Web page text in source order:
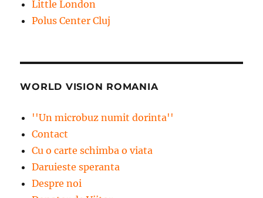
Little London
Polus Center Cluj
WORLD VISION ROMANIA
''Un microbuz numit dorinta''
Contact
Cu o carte schimba o viata
Daruieste speranta
Despre noi